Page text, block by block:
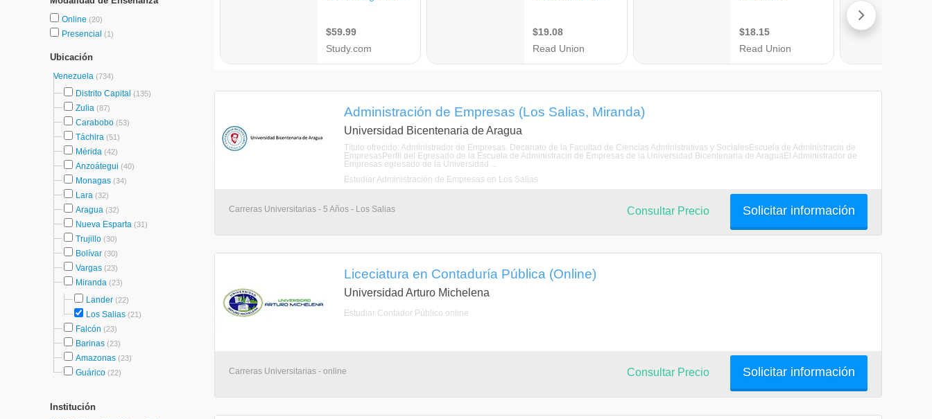
Online (20)
Presencial (1)
Ubicación
Venezuela (734)
Distrito Capital (135)
Zulia (87)
Carabobo (53)
Táchira (51)
Mérida (42)
Anzoátegui (40)
Monagas (34)
Lara (32)
Aragua (32)
Nueva Esparta (31)
Trujillo (30)
Bolívar (30)
Vargas (23)
Miranda (23)
Lander (22)
Los Salias (21)
Falcón (23)
Barinas (23)
Amazonas (23)
Guárico (22)
Institución
Administración de Empresas (Los Salias, Miranda)
Universidad Bicentenaria de Aragua
Título ofrecido: Administrador de Empresas. Decanato de la Facultad de Ciencias Administrativas y SocialesEscuela de Administracin de
EmpresasPerfil del Egresado de la Escuela de Administracin de Empresas de la Universidad Bicentenaria de AraguaEl Administrador de
Empresas egresado de la Universidad ...
Estudiar Administración de Empresas en Los Salias
Carreras Universitarias - 5 Años - Los Salias Solicitar información
Consultar Precio
Liceciatura en Contaduría Pública (Online)
Universidad Arturo Michelena
Estudiar Contador Público online
Carreras Universitarias - online Solicitar información
Consultar Precio